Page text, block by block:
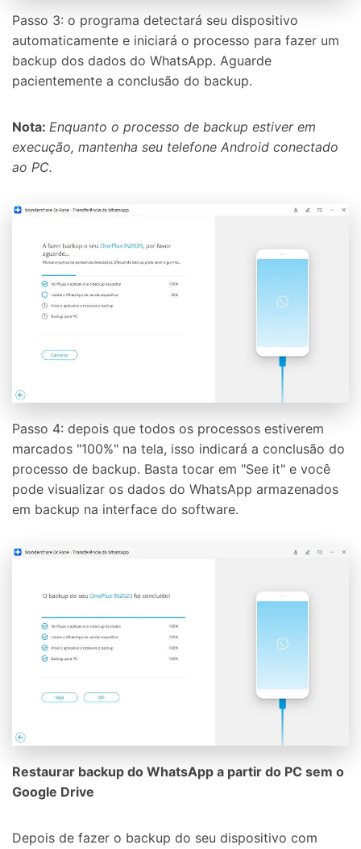
Passo 3: o programa detectará seu dispositivo
automaticamente e iniciará o processo para fazer um
backup dos dados do WhatsApp. Aguarde
pacientemente a conclusão do backup.
Nota: Enquanto o processo de backup estiver em
execução, mantenha seu telefone Android conectado
ao PC.
Passo 4: depois que todos os processos estiverem
marcados "100%" na tela, isso indicará a conclusão do
processo de backup. Basta tocar em "See it" e você
pode visualizar os dados do WhatsApp armazenados
em backup na interface do software.
Restaurar backup do WhatsApp a partir do PC sem o
Google Drive
Depois de fazer o backup do seu dispositivo com